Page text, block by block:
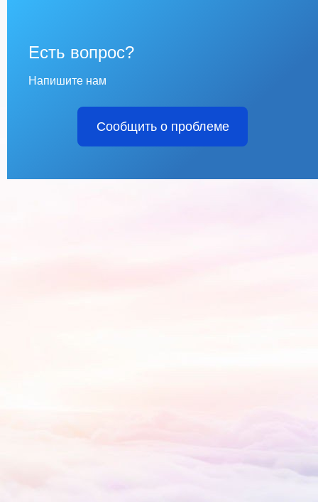
Есть вопрос?
Напишите нам
Сообщить о проблеме